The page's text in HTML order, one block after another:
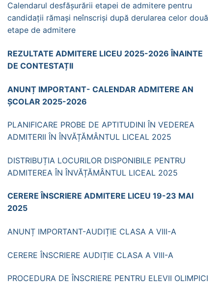
Calendarul desfășurării etapei de admitere pentru
candidații rămași neînscriși după derularea celor două
etape de admitere
REZULTATE ADMITERE LICEU 2025-2026 ÎNAINTE
DE CONTESTAȚII
ANUNȚ IMPORTANT- CALENDAR ADMITERE AN
ȘCOLAR 2025-2026
PLANIFICARE PROBE DE APTITUDINI ÎN VEDEREA
ADMITERII ÎN ÎNVĂȚĂMÂNTUL LICEAL 2025
DISTRIBUȚIA LOCURILOR DISPONIBILE PENTRU
ADMITEREA ÎN ÎNVĂȚĂMÂNTUL LICEAL 2025
CERERE ÎNSCRIERE ADMITERE LICEU 19-23 MAI
2025
ANUNȚ IMPORTANT-AUDIȚIE CLASA A VIII-A
CERERE ÎNSCRIERE AUDIȚIE CLASA A VIII-A
PROCEDURA DE ÎNSCRIERE PENTRU ELEVII OLIMPICI